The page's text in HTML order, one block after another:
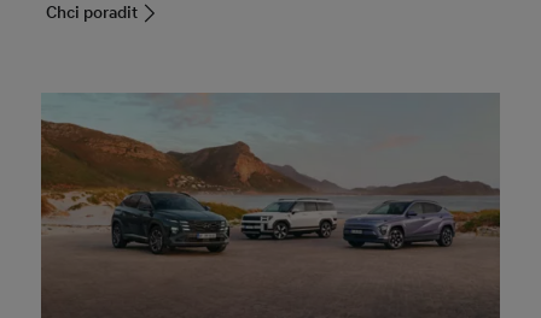
Chci poradit